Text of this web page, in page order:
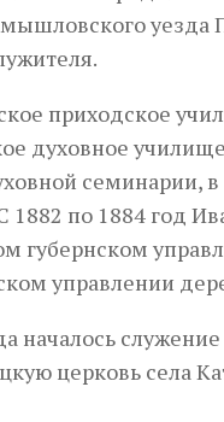
уезда
приходское
духовное
семинарии, в
1882 по 1884 год
губернском
управлении
началось
церковь села